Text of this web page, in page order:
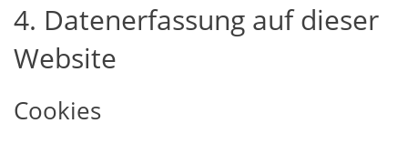
4. Datenerfassung auf dieser
Website
Cookies